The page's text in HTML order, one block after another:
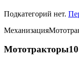
Подкатегорий нет.
Механизация
Мототракторы